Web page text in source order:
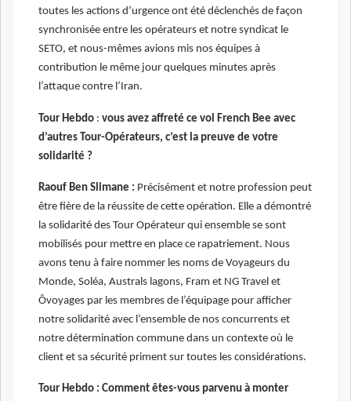
toutes les actions d’urgence ont été déclenchés de façon
synchronisée entre les opérateurs et notre syndicat le
SETO, et nous-mêmes avions mis nos équipes à
contribution le même jour quelques minutes après
l’attaque contre l’Iran.
Tour Hebdo : vous avez affreté ce vol French Bee avec
d’autres Tour-Opérateurs, c’est la preuve de votre
solidarité ?
Raouf Ben Slimane : Précisément et notre profession peut
être fière de la réussite de cette opération. Elle a démontré
la solidarité des Tour Opérateur qui ensemble se sont
mobilisés pour mettre en place ce rapatriement. Nous
avons tenu à faire nommer les noms de Voyageurs du
Monde, Soléa, Australs lagons, Fram et NG Travel et
Ôvoyages par les membres de l’équipage pour afficher
notre solidarité avec l’ensemble de nos concurrents et
notre détermination commune dans un contexte où le
client et sa sécurité priment sur toutes les considérations.
Tour Hebdo : Comment êtes-vous parvenu à monter